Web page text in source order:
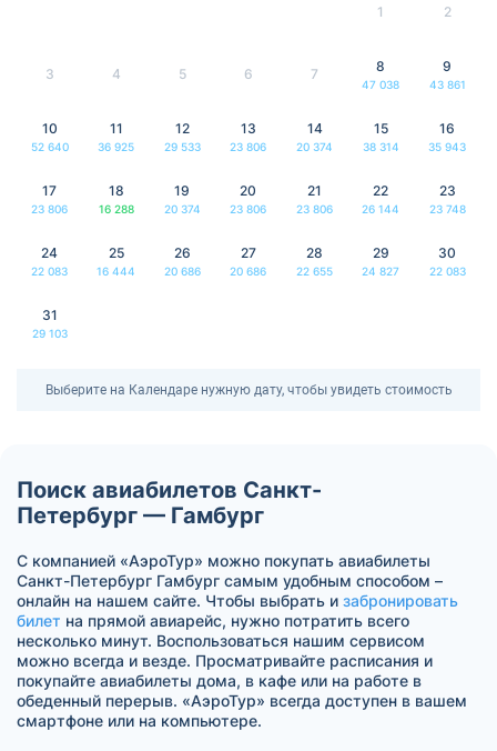
1 2
3 4 5 6 7 8
47 038
9
43 861
10
52 640
11
36 925
12
29 533
13
23 806
14
20 374
15
38 314
16
35 943
17
23 806
18
16 288
19
20 374
20
23 806
21
23 806
22
26 144
23
23 748
24
22 083
25
16 444
26
20 686
27
20 686
28
22 655
29
24 827
30
22 083
31
29 103
Выберите на Календаре нужную дату, чтобы увидеть стоимость
Поиск авиабилетов Санкт-
Петербург — Гамбург
С компанией «АэроТур» можно покупать авиабилеты
Санкт-Петербург Гамбург самым удобным способом –
онлайн на нашем сайте. Чтобы выбрать и забронировать
билет на прямой авиарейс, нужно потратить всего
несколько минут. Воспользоваться нашим сервисом
можно всегда и везде. Просматривайте расписания и
покупайте авиабилеты дома, в кафе или на работе в
обеденный перерыв. «АэроТур» всегда доступен в вашем
смартфоне или на компьютере.